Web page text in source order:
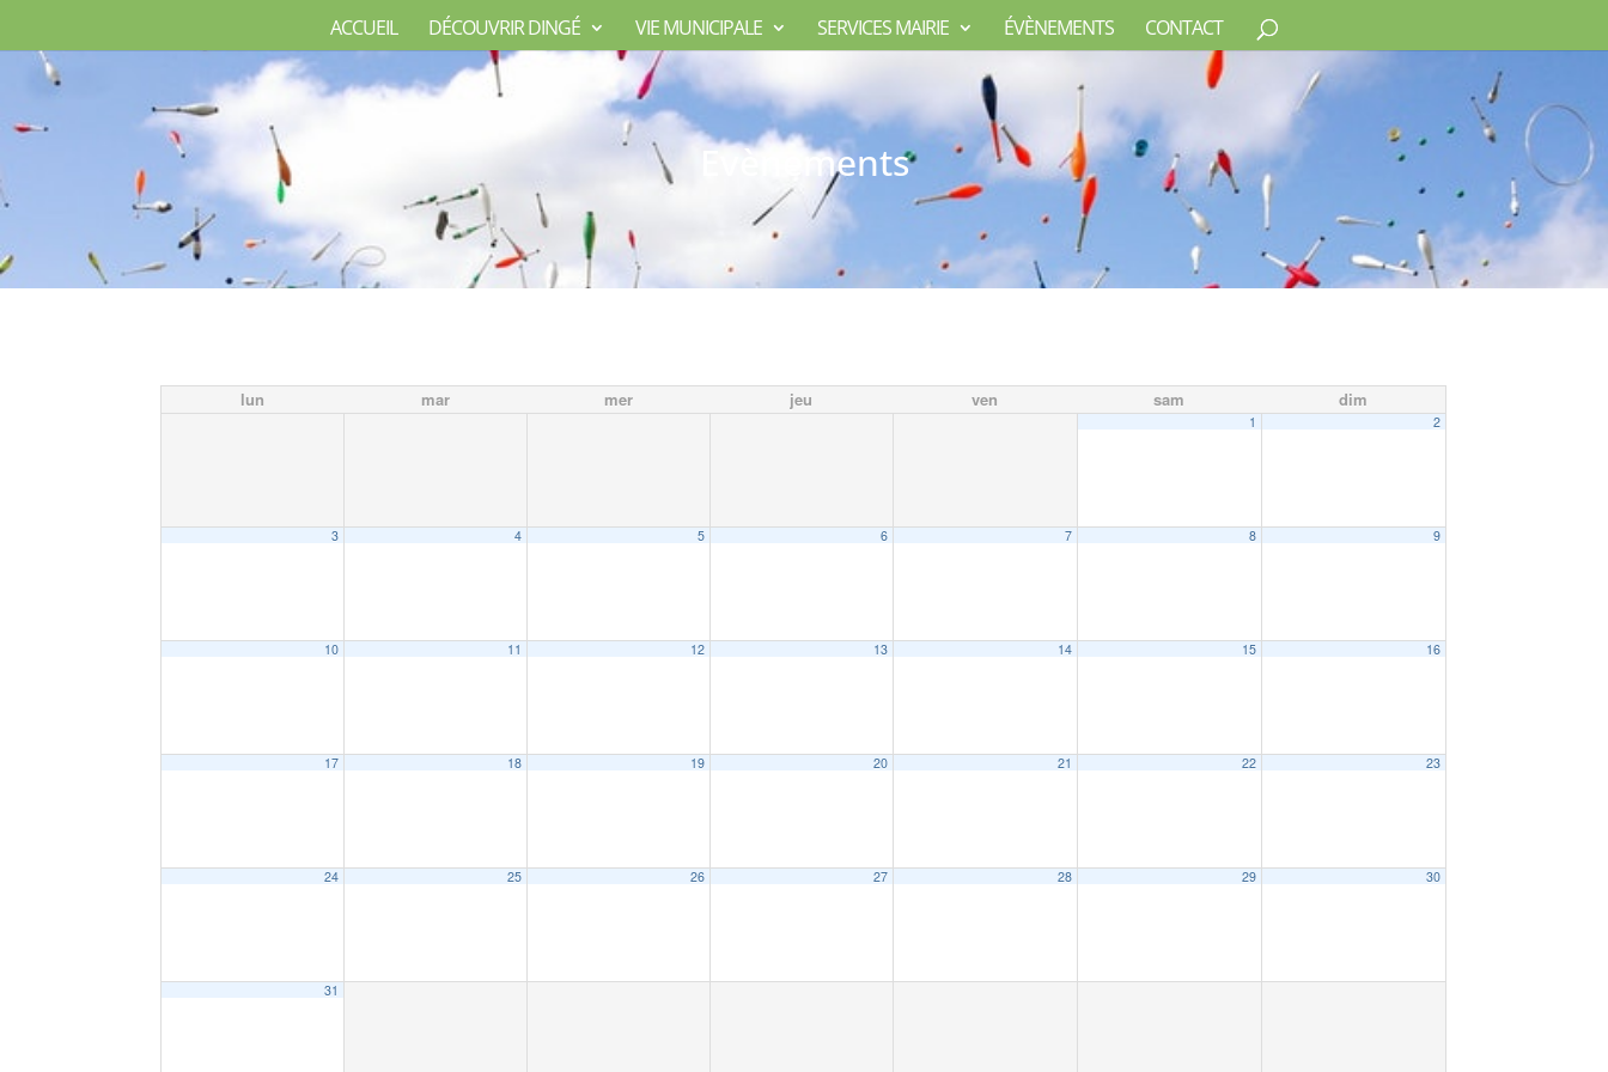
ACCUEIL DÉCOUVRIR DINGÉ VIE MUNICIPALE SERVICES MAIRIE ÉVÈNEMENTS CONTACT
Evènements
lun mar mer jeu ven sam dim
1 2
3 4 5 6 7 8 9
10 11 12 13 14 15 16
17 18 19 20 21 22 23
24 25 26 27 28 29 30
31